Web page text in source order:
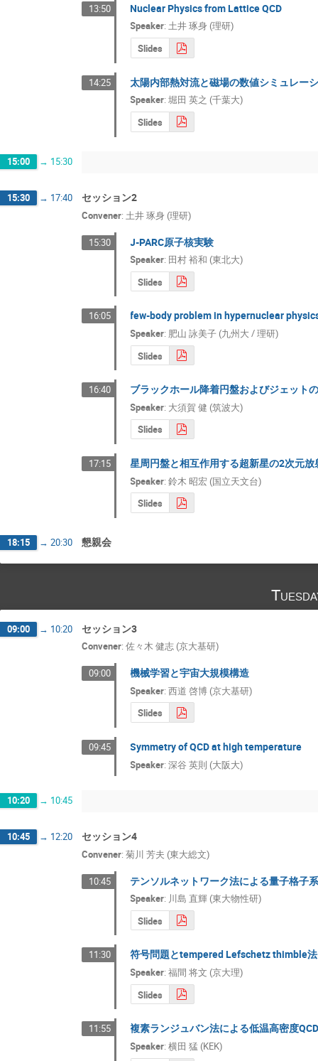
13:50 Nuclear Physics from Lattice QCD
Speaker:土井 琢身 (理研)
Slides
14:25 太陽内部熱対流と磁場の数値シミュレー
Speaker:堀田 英之 (千葉大)
Slides
15:00 → 15:30
15:30 → 17:40 セッション2
Convener: 土井 琢身 (理研)
15:30 J-PARC原子核実験
Speaker: 田村 裕和 (東北大)
Slides
16:05 few-body problem in hypernuclear
Speaker: 肥山 詠美子 (九州大 / 理研)
Slides
16:40 ブラックホール降着円盤およびジェット
Speaker: 大須賀 健 (筑波大)
Slides
17:15 星周円盤と相互作用する超新星の2次元
Speaker:鈴木 昭宏 (国立天文台)
Slides
18:15 → 20:30 懇親会
09:00 → 10:20 セッション3
Convener: 佐々木 健志 (京大基研)
09:00 機械学習と宇宙大規模構造
Speaker:西道 啓博 (京大基研)
Slides
09:45 Symmetry of QCD at high temperature
Speaker:深谷 英則 (大阪大)
10:20 → 10:45
10:45 → 12:20 セッション4
Convener: 菊川 芳夫 (東大総文)
10:45 テンソルネットワーク法による量子格子
Speaker: 川島 直輝 (東大物性研)
Slides
11:30 符号問題とtempered Lefschetz thimble法
Speaker:福間 将文 (京大理)
Slides
11:55 複素ランジュバン法による低温高密度
Speaker:横田 猛 (KEK)